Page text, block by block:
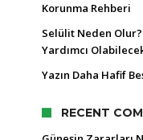
Korunma Rehberi
Selülit Neden
Yardımcı
Yazın Daha Hafif
RECENT